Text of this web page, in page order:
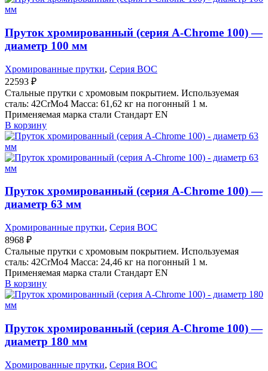
Пруток хромированный (серия A-Chrome 100) —
диаметр 100 мм
Хромированные прутки, Серия BOC
22593 ₽
Стальные прутки с хромовым покрытием. Используемая
сталь: 42CrMo4 Масса: 61,62 кг на погонный 1 м.
Применяемая марка стали Стандарт EN
В корзину
Пруток хромированный (серия A-Chrome 100) —
диаметр 63 мм
Хромированные прутки, Серия BOC
8968 ₽
Стальные прутки с хромовым покрытием. Используемая
сталь: 42CrMo4 Масса: 24,46 кг на погонный 1 м.
Применяемая марка стали Стандарт EN
В корзину
Пруток хромированный (серия A-Chrome 100) —
диаметр 180 мм
Хромированные прутки, Серия BOC